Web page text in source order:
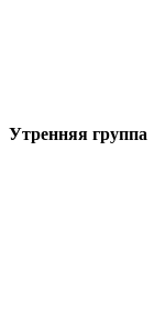
Утренняя группа